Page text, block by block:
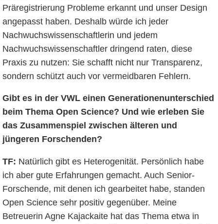
Präregistrierung Probleme erkannt und unser Design
angepasst haben. Deshalb würde ich jeder
Nachwuchswissenschaftlerin und jedem
Nachwuchswissenschaftler dringend raten, diese
Praxis zu nutzen: Sie schafft nicht nur Transparenz,
sondern schützt auch vor vermeidbaren Fehlern.
Gibt es in der VWL einen Generationenunterschied
beim Thema Open Science? Und wie erleben Sie
das Zusammenspiel zwischen älteren und
jüngeren Forschenden?
TF: Natürlich gibt es Heterogenität. Persönlich habe
ich aber gute Erfahrungen gemacht. Auch Senior-
Forschende, mit denen ich gearbeitet habe, standen
Open Science sehr positiv gegenüber. Meine
Betreuerin Agne Kajackaite hat das Thema etwa in